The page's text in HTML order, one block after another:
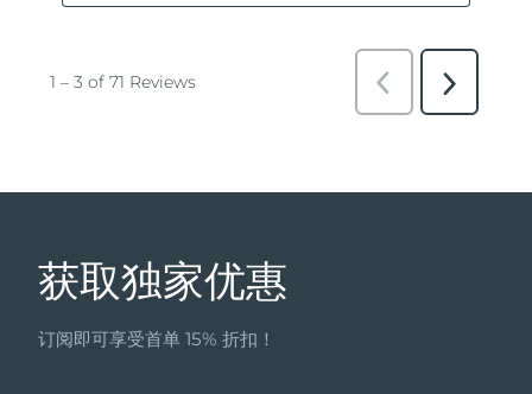
获取独家优惠
订阅即可享受首单 15% 折扣！